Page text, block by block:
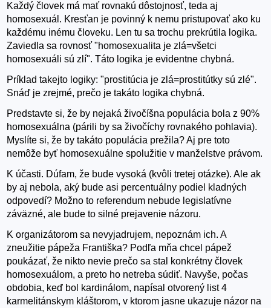
Každý človek má mať rovnakú dôstojnosť, teda aj
homosexuál. Kresťan je povinný k nemu pristupovať ako ku
každému inému človeku. Len tu sa trochu prekrútila logika.
Zaviedla sa rovnosť "homosexualita je zlá=všetci
homosexuáli sú zlí". Táto logika je evidentne chybná.
Príklad takejto logiky: "prostitúcia je zlá=prostitútky sú zlé".
Snáď je zrejmé, prečo je takáto logika chybná.
Predstavte si, že by nejaká živočíšna populácia bola z 90%
homosexuálna (párili by sa živočíchy rovnakého pohlavia).
Myslíte si, že by takáto populácia prežila? Aj pre toto
nemôže byť homosexuálne spolužitie v manželstve právom.
K účasti. Dúfam, že bude vysoká (kvôli tretej otázke). Ale ak
by aj nebola, aký bude asi percentuálny podiel kladných
odpovedí? Možno to referendum nebude legislatívne
záväzné, ale bude to silné prejavenie názoru.
K organizátorom sa nevyjadrujem, nepoznám ich. A
zneužitie pápeža Františka? Podľa mňa chcel pápež
poukázať, že nikto nevie prečo sa stal konkrétny človek
homosexuálom, a preto ho netreba súdiť. Navyše, počas
obdobia, keď bol kardinálom, napísal otvorený list 4
karmelitánskym kláštorom, v ktorom jasne ukazuje názor na